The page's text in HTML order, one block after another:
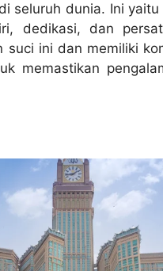
seluruh dunia. Ini
dedikasi, dan
suci ini dan memiliki
memastikan